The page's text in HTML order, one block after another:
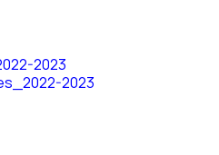
2023
2023